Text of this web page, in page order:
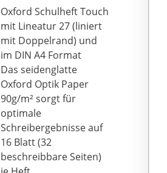
Oxford Schulheft Touch
mit Lineatur 27 (liniert
mit Doppelrand) und
im DIN A4 Format
Das seidenglatte
Oxford Optik Paper
90g/m² sorgt für
optimale
Schreibergebnisse auf
16 Blatt (32
beschreibbare Seiten)